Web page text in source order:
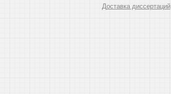
Доставка диссертаций